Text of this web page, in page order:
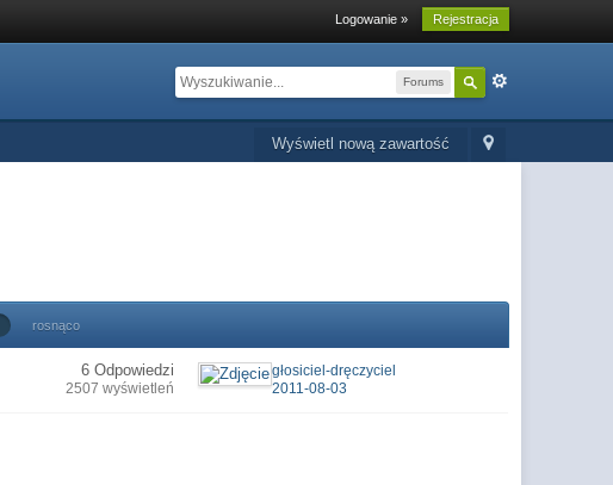
Logowanie » Rejestracja
Forums
Wyświetl nową zawartość
rosnąco
6 Odpowiedzi
2507 wyświetleń
głosiciel-dręczyciel
2011-08-03